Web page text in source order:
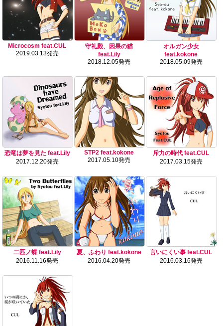
Microcosm feat.CUL
2019.03.13発売
守礼殿、因果の猫
feat.Lily
2018.12.05発売
オルガン少女
feat.kokone
2018.05.09発売
恐竜は夢を見た feat.Lily
2017.12.20発売
STP2 feat.kokone
2017.05.10発売
斥力の時代 feat.CUL
2017.03.15発売
二匹ノ蝶 feat.Lily
2016.11.16発売
夏、ふわり feat.kokone
2016.04.20発売
言いにくい事 feat.CUL
2016.03.16発売